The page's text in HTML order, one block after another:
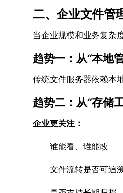
二、企业文件管
当企业规模和业务复杂
趋势一：从“本地
传统文件服务器依赖本
趋势二：从“存储
企业更关注：
谁能看、谁能改
文件流转是否可追